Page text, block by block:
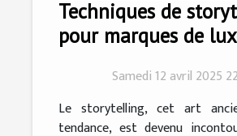
Techniques de
pour marques de
engageante
Samedi 12 avril 2025
Le storytelling, cet art
tendance, est devenu